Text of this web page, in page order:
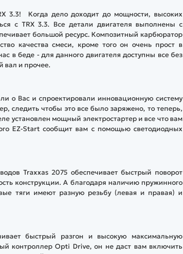
3.3! Когда дело доходит до мощности, высоких
с TRX 3.3. Все детали двигателя выполнены с
большой ресурс. Композитный карбюратор
качества смеси, кроме того он очень прост в
в беде - для данного двигателя доступны все без
вал и прочее.
о Вас и спроектировали инновационную систему
следить чтобы это все было заряжено, то теперь,
установлен мощный электростартер и все что вам
EZ-Start сообщит вам с помощью светодиодных
Traxxas 2075 обеспечивает быстрый поворот
конструкции. А благодаря наличию пружинного
тяги имеют разную резьбу (левая и правая) и
быстрый разгон и высокую максимальную
контроллер Opti Drive, он не даст вам включить